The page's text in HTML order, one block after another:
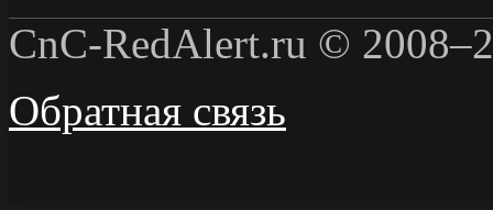
CnC-RedAlert.ru ©
Обратная связь